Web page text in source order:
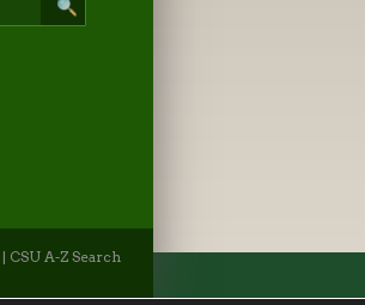
CSU A-Z Search